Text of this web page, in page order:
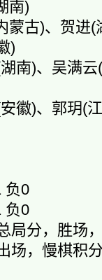
南)
蒙古)、贺进
)
满云(江
玥(江西)
负0
负0
局分，胜场
场，慢棋积